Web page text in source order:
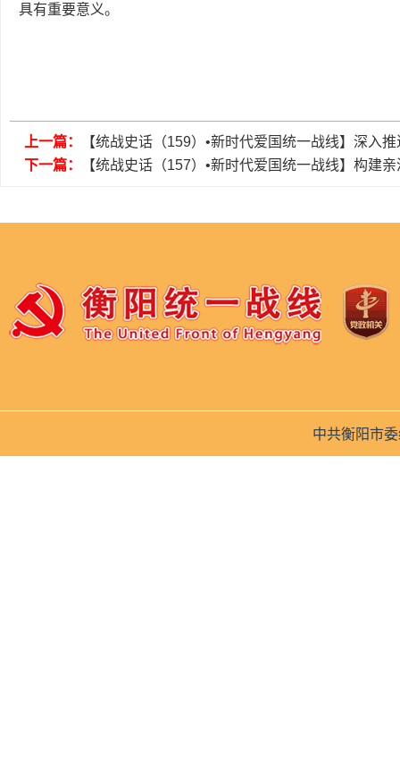
具有重要意义。
上一篇：
【统战史话（159）•新时代爱国统一战线】深入
下一篇：
【统战史话（157）•新时代爱国统一战线】构建
中共衡阳市